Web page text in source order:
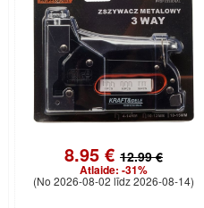
8.95 € 12.99 €
Atlaide: -31%
(No 2026-08-02 līdz 2026-08-14)